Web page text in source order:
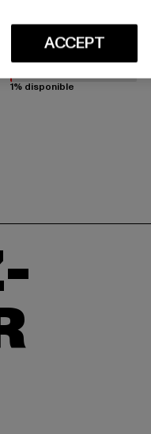
URBAN
Tie Dye
20,00 EUR
Prix courant: 20,00 EUR
49,99 EUR
1% disponible
ACCEPT